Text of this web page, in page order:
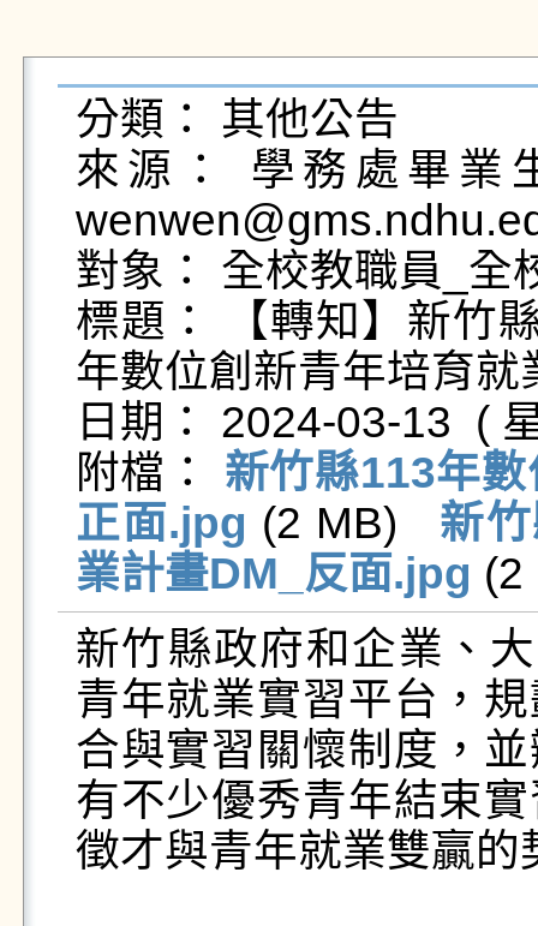
分類： 其他公告
來源： 學務處畢業
對象： 全校教職員_全
標題： 【轉知】新竹
年數位創新青年培育
日期： 2024-03-13  (
附檔： 新竹縣113年
正面.jpg (2 MB) 新
業計畫DM_反面.jpg
新竹縣政府和企業、
青年就業實習平台，
合與實習關懷制度，
有不少優秀青年結束
徵才與青年就業雙贏的